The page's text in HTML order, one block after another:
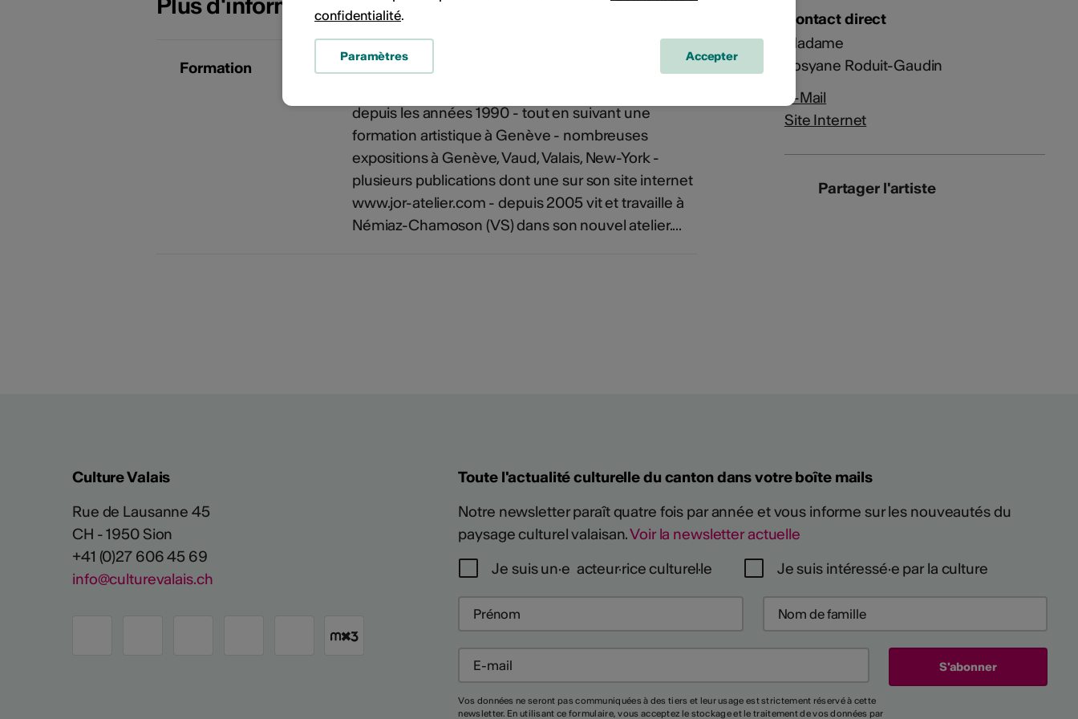
Plus d'informations
Formation
Après avoir été décoratrice, graphiste, consacre
depuis les années 1990 - tout en suivant une
formation artistique à Genève - nombreuses
expositions à Genève, Vaud, Valais, New-York -
plusieurs publications dont une sur son site internet
www.jor-atelier.com - depuis 2005 vit et travaille à
Némiaz-Chamoson (VS) dans son nouvel atelier....
Contact direct
Madame
Josyane Roduit-Gaudin
E-Mail
Site Internet
Partager l'artiste
Culture Valais
Rue de Lausanne 45
CH - 1950 Sion
+41 (0)27 606 45 69
info@culturevalais.ch
Toute l'actualité culturelle du canton dans votre boîte mails
Notre newsletter paraît quatre fois par année et vous informe sur les nouveautés du
paysage culturel valaisan.Voir la newsletter actuelle
Je suis un·e acteur·rice culturel·le
Je suis intéressé·e par la culture
Vos données ne seront pas communiquées à des tiers et leur usage est strictement réservé à cette
newsletter. En utilisant ce formulaire, vous acceptez le stockage et le traitement de vos données par
confidentialité.
Paramètres Accepter